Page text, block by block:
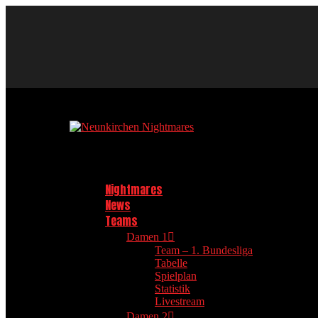
Nightmares
News
Teams
Damen 1
Team – 1. Bundesliga
Tabelle
Spielplan
Statistik
Livestream